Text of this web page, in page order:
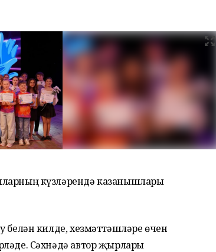
күзләрендә казанышлары
белән килде, хезмәттәшләре өчен
Сәхнәдә автор җырлары